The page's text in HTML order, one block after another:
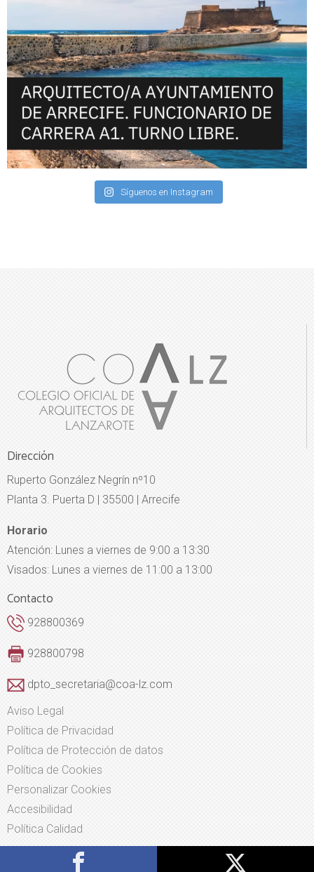
Síguenos en Instagram
Dirección
Ruperto González Negrín nº10
Planta 3. Puerta D | 35500 | Arrecife
Horario
Atención: Lunes a viernes de 9:00 a 13:30
Visados: Lunes a viernes de 11:00 a 13:00
Contacto
928800369
928800798
dpto_secretaria@coa-lz.com
Aviso Legal
Política de Privacidad
Política de Protección de datos
Política de Cookies
Personalizar Cookies
Accesibilidad
Política Calidad